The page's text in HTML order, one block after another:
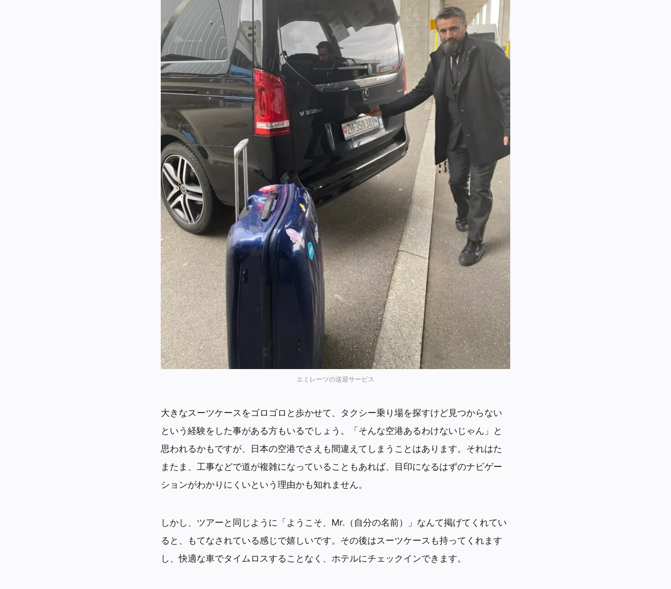
エミレーツの送迎サービス
大きなスーツケースをゴロゴロと歩かせて、タクシー乗り場を探すけど見つからない
という経験をした事がある方もいるでしょう。「そんな空港あるわけないじゃん」と
思われるかもですが、日本の空港でさえも間違えてしまうことはあります。それはた
またま、工事などで道が複雑になっていることもあれば、目印になるはずのナビゲー
ションがわかりにくいという理由かも知れません。
しかし、ツアーと同じように「ようこそ、Mr.（自分の名前）」なんて掲げてくれてい
ると、もてなされている感じで嬉しいです。その後はスーツケースも持ってくれます
し、快適な車でタイムロスすることなく、ホテルにチェックインできます。